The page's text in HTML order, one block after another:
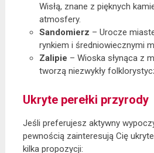
Wisłą, znane z pięknych
atmosfery.
Sandomierz – Urocze
rynkiem i średniowiecznymi
Zalipie – Wioska słynąca z
tworzą niezwykły
Ukryte perełki przyrody
Jeśli preferujesz aktywny
pewnością zainteresują Cię
kilka propozycji: